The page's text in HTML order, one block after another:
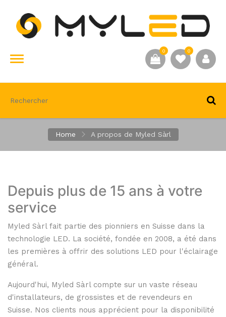
0 0
Home A propos de Myled Sàrl
Depuis plus de 15 ans à votre
service
Myled Sàrl fait partie des pionniers en Suisse dans la
technologie LED. La société, fondée en 2008, a été dans
les premières à offrir des solutions LED pour l'éclairage
général.
Aujourd'hui, Myled Sàrl compte sur un vaste réseau
d'installateurs, de grossistes et de revendeurs en
Suisse. Nos clients nous apprécient pour la disponibilité